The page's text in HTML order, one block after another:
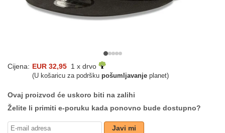
Cijena: EUR 32,95 1 x drvo
(U košaricu za podršku pošumljavanje planet)
Ovaj proizvod će uskoro biti na zalihi
Želite li primiti e-poruku kada ponovno bude dostupno?
Javi mi